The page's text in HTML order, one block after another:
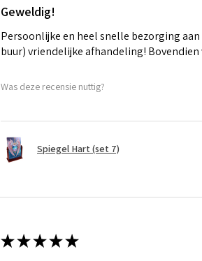
Geweldig!
Persoonlijke en heel snelle bezorging
buur) vriendelijke afhandeling!
Was deze recensie nuttig?
Spiegel Hart (set 7)
★★★★★